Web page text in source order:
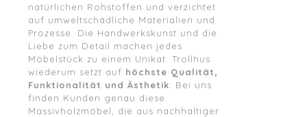
natürlichen Rohstoffen und verzichtet
auf umweltschädliche Materialien und
Prozesse. Die Handwerkskunst und die
Liebe zum Detail machen jedes
Möbelstück zu einem Unikat. Trollhus
wiederum setzt auf höchste Qualität,
Funktionalität und Ästhetik . Bei uns
finden Kunden genau diese
Massivholzmöbel, die aus nachhaltiger